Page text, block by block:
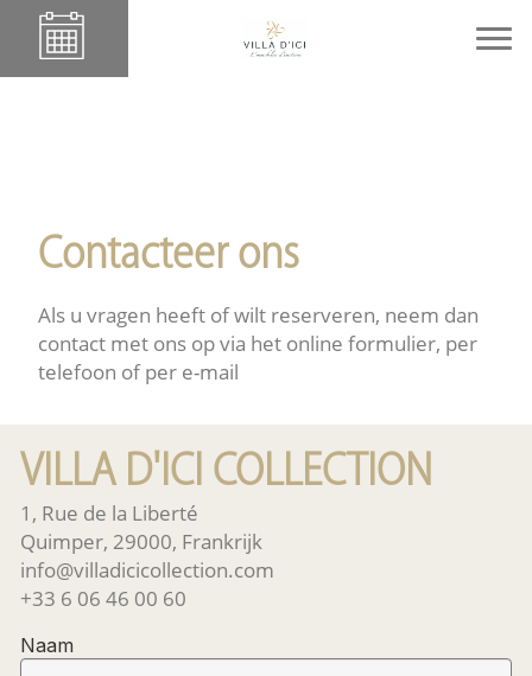
Contacteer ons
Als u vragen heeft of wilt reserveren, neem dan
contact met ons op via het online formulier, per
telefoon of per e-mail
VILLA D'ICI COLLECTION
1, Rue de la Liberté
Quimper, 29000, Frankrijk
info@villadicicollection.com
+33 6 06 46 00 60
Naam